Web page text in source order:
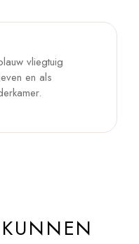
vliegtuig
en als